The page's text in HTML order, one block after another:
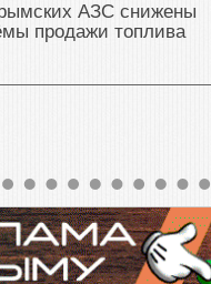
АЗС снижены
продажи топлива